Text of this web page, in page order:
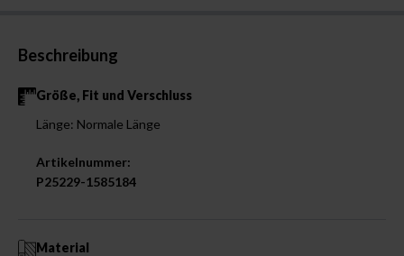
Beschreibung
Größe, Fit und Verschluss
Länge: Normale Länge
Artikelnummer:
P25229-1585184
Material